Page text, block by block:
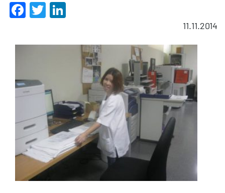
Facebook
Twitter
11.11.2014